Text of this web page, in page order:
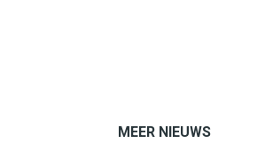
MEER NIEUWS